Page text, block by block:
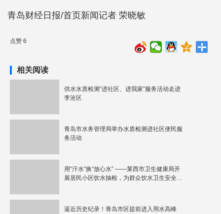
青岛财经日报/首页新闻记者 荣晓敏
点赞 6
相关阅读
供水水质检测“进社区、进我家”服务活动走进
李沧区
青岛市水务管理局举办水质检测进社区便民服
务活动
用“汗水”换“放心水” ——莱西市卫生健康局开
展居民小区饮水抽检，为群众饮水卫生安全保
逼近历史纪录！青岛市区提前进入用水高峰